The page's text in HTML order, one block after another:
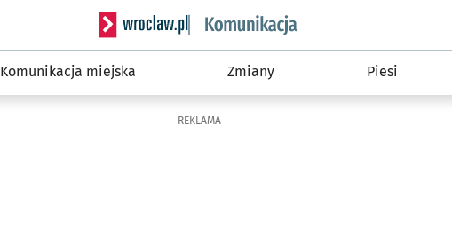
Serwis informacyjny wroclaw.pl podserwis: Komunikacja
Komunikacja miejska Zmiany Piesi
REKLAMA